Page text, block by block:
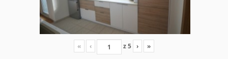
« ‹ z5 › »